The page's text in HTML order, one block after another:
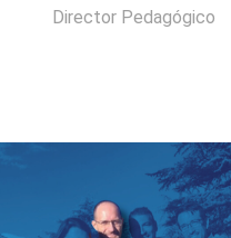
Director Pedagógico